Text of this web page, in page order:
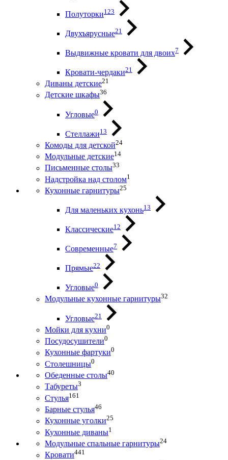
Полуторки123
Двухъярусные21
Выдвижные кровати для двоих7
Кровати-чердаки21
Диваны детские21
Детские шкафы36
Угловые0
Стеллажи13
Комоды для детской24
Модульные детские14
Письменные столы33
Надстройка над столом1
Кухонные гарнитуры25
Для маленьких кухонь13
Классические12
Современные7
Прямые22
Угловые0
Модульные кухонные гарнитуры32
Угловые21
Мойки для кухни0
Посудосушители0
Кухонные фартуки0
Столешницы0
Обеденные столы40
Табуреты3
Стулья161
Барные стулья46
Кухонные уголки25
Кухонные диваны1
Модульные спальные гарнитуры24
Кровати441